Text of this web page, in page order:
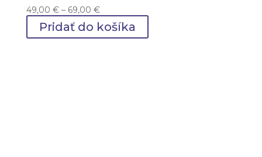
49,00 € – 69,00 €Price
range:
49,00 €
Pridať do košíka